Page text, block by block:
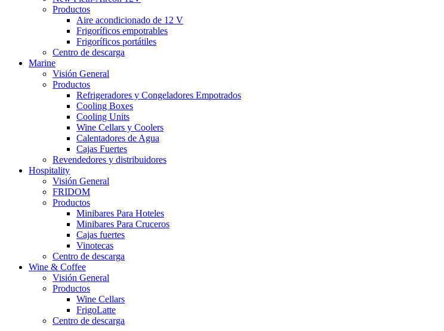
Productos
Aire acondicionado de 12 V
Frigoríficos empotrables
Frigoríficos portátiles
Centro de descarga
Marine
Visión General
Productos
Refrigeradores y Congeladores Empotrados
Cooling Boxes
Cooling Units
Wine Cellars y Coolers
Calentadores de Agua
Cajas Fuertes
Revendedores y distribuidores
Hospitality
Visión General
FRIDOM
Productos
Minibares Para Hoteles
Minibares Para Cruceros
Cajas fuertes
Vinotecas
Centro de descarga
Wine & Coffee
Visión General
Productos
Wine Cellars
FrigoLatte
Centro de descarga